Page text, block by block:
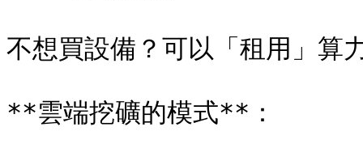
不想買設備？可以「租用」算
**雲端挖礦的模式**：